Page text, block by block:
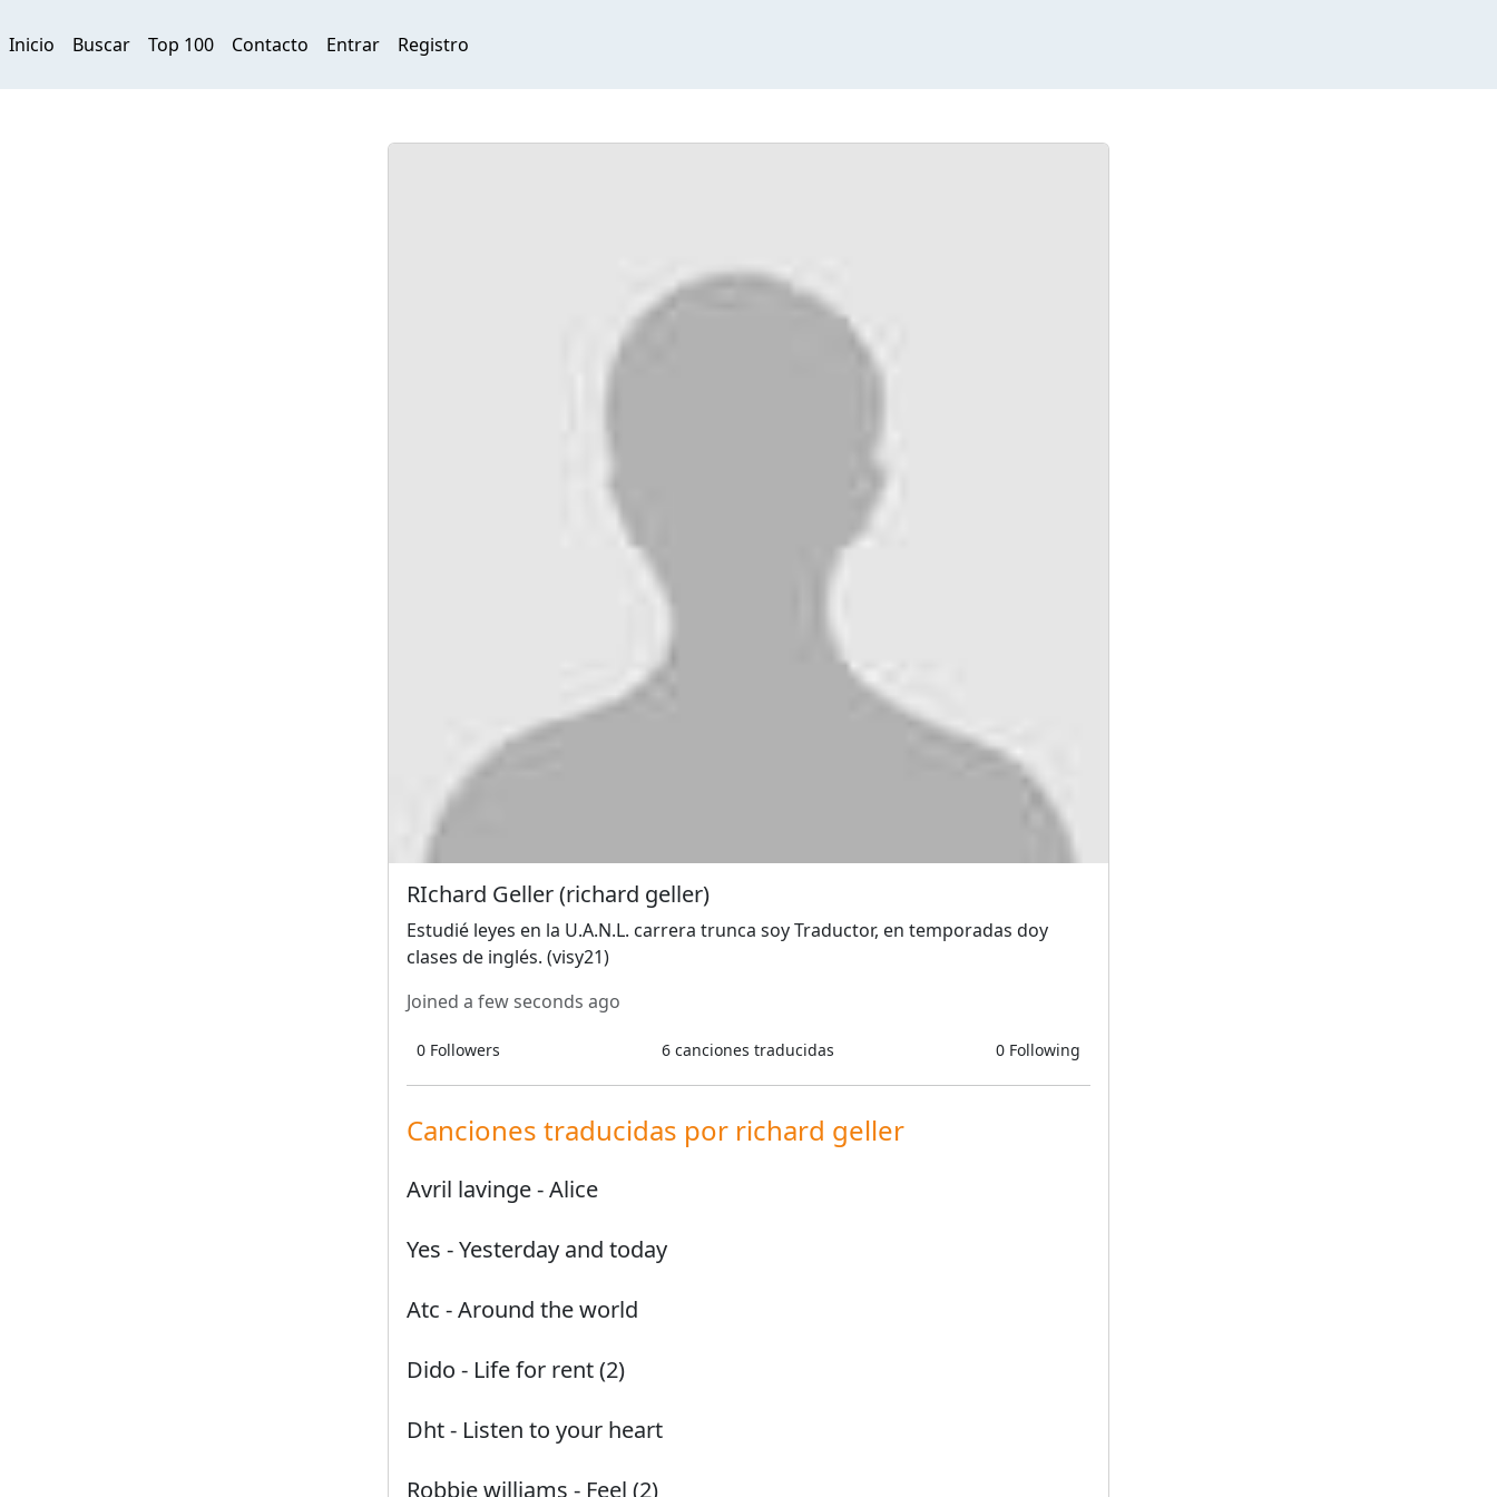
Inicio Buscar Top 100 Contacto Entrar Registro
RIchard Geller (richard geller)
Estudié leyes en la U.A.N.L. carrera trunca soy Traductor, en temporadas doy
clases de inglés. (visy21)
Joined a few seconds ago
0 Followers 6 canciones traducidas 0 Following
Canciones traducidas por richard geller
Avril lavinge-Alice
Yes -Yesterday and today
Atc -Around the world
Dido - Life for rent (2)
Dht- Listen to your heart
Robbie williams - Feel (2)